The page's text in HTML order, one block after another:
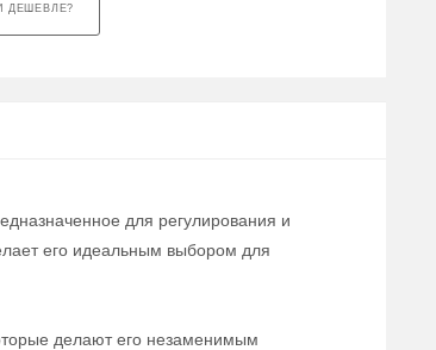
ДЕШЕВЛЕ?
для регулирования и
его идеальным выбором для
делают его незаменимым